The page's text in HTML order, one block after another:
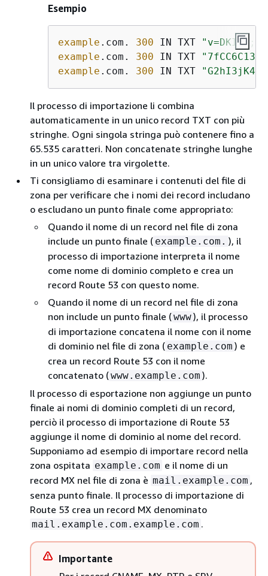
Esempio
example .com. 300 IN TXT
"v=DKIM1;
example .com. 300 IN TXT
example .com. 300 IN TXT
Il processo di importazione li combina
automaticamente in un unico record TXT con più
stringhe. Ogni singola stringa può contenere fino a
65.535 caratteri. Non concatenate stringhe lunghe
in un unico valore tra virgolette.
Ti consigliamo di esaminare i contenuti del file di
zona per verificare che i nomi dei record includano
o escludano un punto finale come appropriato:
Quando il nome di un record nel file di zona
include un punto finale ( example.com. ), il
processo di importazione interpreta il nome
come nome di dominio completo e crea un
record Route 53 con questo nome.
Quando il nome di un record nel file di zona
non include un punto finale (www), il processo
di importazione concatena il nome con il nome
di dominio nel file di zona ( example.com ) e
crea un record Route 53 con il nome
concatenato (www.example.com ).
Il processo di esportazione non aggiunge un punto
finale ai nomi di dominio completi di un record,
perciò il processo di importazione di Route 53
aggiunge il nome di dominio al nome del record.
Supponiamo ad esempio di importare record nella
zona ospitata example.com e il nome di un
record MX nel file di zona è mail.example.com ,
senza punto finale. Il processo di importazione di
Route 53 crea un record MX denominato
mail.example.com.example.com .
Importante